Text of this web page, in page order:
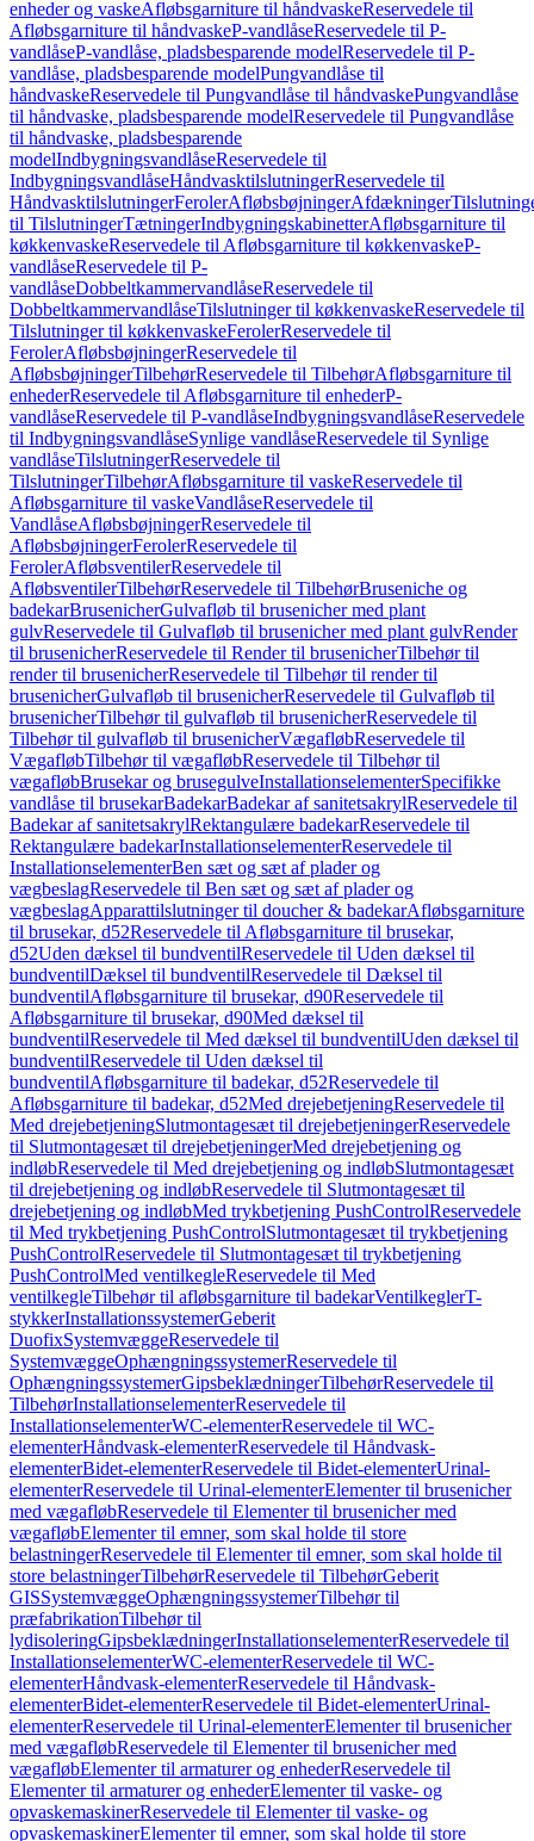
enheder og vaskeAfløbsgarniture til håndvaskeReservedele til
Afløbsgarniture til håndvaskeP-vandlåseReservedele til P-
vandlåseP-vandlåse, pladsbesparende modelReservedele til P-
vandlåse, pladsbesparende modelPungvandlåse til
håndvaskeReservedele til Pungvandlåse til håndvaskePungvandlåse
til håndvaske, pladsbesparende modelReservedele til Pungvandlåse
til håndvaske, pladsbesparende
modelIndbygningsvandlåseReservedele til
IndbygningsvandlåseHåndvasktilslutningerReservedele til
HåndvasktilslutningerFerolerAfløbsbøjningerAfdækninger
til TilslutningerTætningerIndbygningskabinetterAfløbsgarniture til
køkkenvaskeReservedele til Afløbsgarniture til køkkenvaskeP-
vandlåseReservedele til P-
vandlåseDobbeltkammervandlåseReservedele til
DobbeltkammervandlåseTilslutninger til køkkenvaskeReservedele til
Tilslutninger til køkkenvaskeFerolerReservedele til
FerolerAfløbsbøjningerReservedele til
AfløbsbøjningerTilbehørReservedele til TilbehørAfløbsgarniture til
enhederReservedele til Afløbsgarniture til enhederP-
vandlåseReservedele til P-vandlåseIndbygningsvandlåseReservedele
til IndbygningsvandlåseSynlige vandlåseReservedele til Synlige
vandlåseTilslutningerReservedele til
TilslutningerTilbehørAfløbsgarniture til vaskeReservedele til
Afløbsgarniture til vaskeVandlåseReservedele til
VandlåseAfløbsbøjningerReservedele til
AfløbsbøjningerFerolerReservedele til
FerolerAfløbsventilerReservedele til
AfløbsventilerTilbehørReservedele til TilbehørBruseniche og
badekarBrusenicherGulvafløb til brusenicher med plant
gulvReservedele til Gulvafløb til brusenicher med plant gulvRender
til brusenicherReservedele til Render til brusenicherTilbehør til
render til brusenicherReservedele til Tilbehør til render til
brusenicherGulvafløb til brusenicherReservedele til Gulvafløb til
brusenicherTilbehør til gulvafløb til brusenicherReservedele til
Tilbehør til gulvafløb til brusenicherVægafløbReservedele til
VægafløbTilbehør til vægafløbReservedele til Tilbehør til
vægafløbBrusekar og brusegulveInstallationselementerSpecifikke
vandlåse til brusekarBadekarBadekar af sanitetsakrylReservedele til
Badekar af sanitetsakrylRektangulære badekarReservedele til
Rektangulære badekarInstallationselementerReservedele til
InstallationselementerBen sæt og sæt af plader og
vægbeslagReservedele til Ben sæt og sæt af plader og
vægbeslagApparattilslutninger til doucher & badekarAfløbsgarniture
til brusekar, d52Reservedele til Afløbsgarniture til brusekar,
d52Uden dæksel til bundventilReservedele til Uden dæksel til
bundventilDæksel til bundventilReservedele til Dæksel til
bundventilAfløbsgarniture til brusekar, d90Reservedele til
Afløbsgarniture til brusekar, d90Med dæksel til
bundventilReservedele til Med dæksel til bundventilUden dæksel til
bundventilReservedele til Uden dæksel til
bundventilAfløbsgarniture til badekar, d52Reservedele til
Afløbsgarniture til badekar, d52Med drejebetjeningReservedele til
Med drejebetjeningSlutmontagesæt til drejebetjeningerReservedele
til Slutmontagesæt til drejebetjeningerMed drejebetjening og
indløbReservedele til Med drejebetjening og indløbSlutmontagesæt
til drejebetjening og indløbReservedele til Slutmontagesæt til
drejebetjening og indløbMed trykbetjening PushControlReservedele
til Med trykbetjening PushControlSlutmontagesæt til trykbetjening
PushControlReservedele til Slutmontagesæt til trykbetjening
PushControlMed ventilkegleReservedele til Med
ventilkegleTilbehør til afløbsgarniture til badekarVentilkeglerT-
stykkerInstallationssystemerGeberit
DuofixSystemvæggeReservedele til
SystemvæggeOphængningssystemerReservedele til
OphængningssystemerGipsbeklædningerTilbehørReservedele til
TilbehørInstallationselementerReservedele til
InstallationselementerWC-elementerReservedele til WC-
elementerHåndvask-elementerReservedele til Håndvask-
elementerBidet-elementerReservedele til Bidet-elementerUrinal-
elementerReservedele til Urinal-elementerElementer til brusenicher
med vægafløbReservedele til Elementer til brusenicher med
vægafløbElementer til emner, som skal holde til store
belastningerReservedele til Elementer til emner, som skal holde til
store belastningerTilbehørReservedele til TilbehørGeberit
GISSystemvæggeOphængningssystemerTilbehør til
præfabrikationTilbehør til
lydisoleringGipsbeklædningerInstallationselementerReservedele til
InstallationselementerWC-elementerReservedele til WC-
elementerHåndvask-elementerReservedele til Håndvask-
elementerBidet-elementerReservedele til Bidet-elementerUrinal-
elementerReservedele til Urinal-elementerElementer til brusenicher
med vægafløbReservedele til Elementer til brusenicher med
vægafløbElementer til armaturer og enhederReservedele til
Elementer til armaturer og enhederElementer til vaske- og
opvaskemaskinerReservedele til Elementer til vaske- og
opvaskemaskinerElementer til emner, som skal holde til store